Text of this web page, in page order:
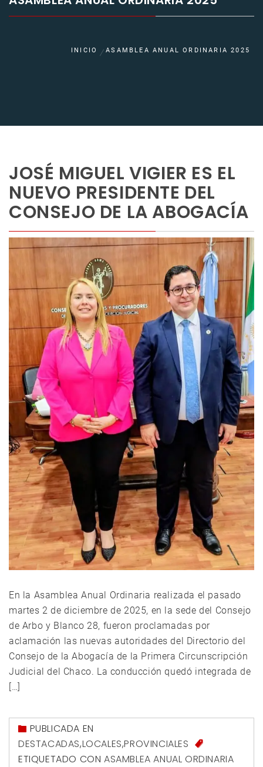
INICIO ASAMBLEA ANUAL ORDINARIA 2025
JOSÉ MIGUEL VIGIER ES EL
NUEVO PRESIDENTE DEL
CONSEJO DE LA ABOGACÍA
En la Asamblea Anual Ordinaria realizada el pasado
martes 2 de diciembre de 2025, en la sede del Consejo
de Arbo y Blanco 28, fueron proclamadas por
aclamación las nuevas autoridades del Directorio del
Consejo de la Abogacía de la Primera Circunscripción
Judicial del Chaco. La conducción quedó integrada de
[…]
PUBLICADA EN
DESTACADAS,LOCALES,PROVINCIALES
ETIQUETADO CON ASAMBLEA ANUAL ORDINARIA